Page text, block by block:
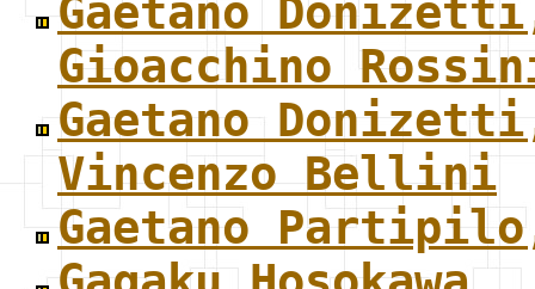
Gaetano
Gioacchino
Gaetano
Vincenzo Bellini
Gaetano